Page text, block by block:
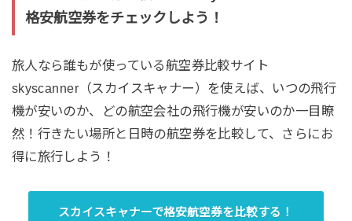
格安航空券をチェックしよう！
旅人なら誰もが使っている航空券比較サイト
skyscanner（スカイスキャナー）を使えば、いつの飛行
機が安いのか、どの航空会社の飛行機が安いのか一目瞭
然！行きたい場所と日時の航空券を比較して、さらにお
得に旅行しよう！
スカイスキャナーで格安航空券を比較する！